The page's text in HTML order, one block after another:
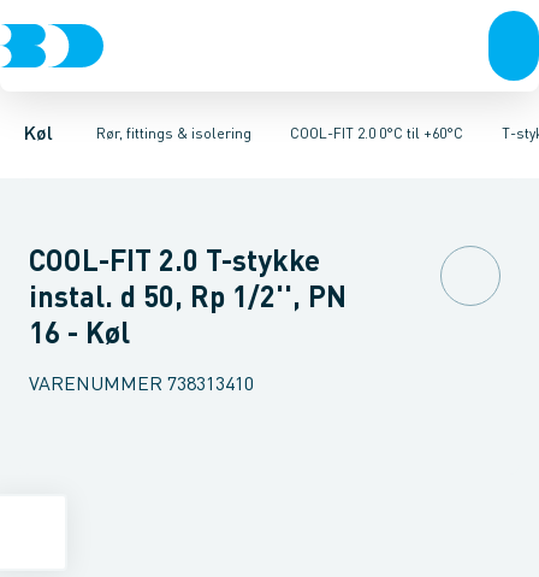
Køl Rør, fittings & isolering
KompressorerKondenseringsaggregaterFordampere
COOL-FIT 2.0 0°C til +60°C
Kølekobberrør, fittings & tilbehørCOOL-FIT 2.0 0°C til +60°C
T-
Rør 2.0 Vinkler 90gr. 2.0Vinkler 45gr. 2.0 T-stykker 2.0 Unioner
COOL-FIT 2.0 T-stykke
instal. d 50, Rp 1/2'', PN
16 - Køl
VARENUMMER 738313410